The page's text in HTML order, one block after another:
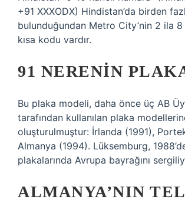
+91 XXXODX) Hindistan’da birden
bulunduğundan Metro City’nin 2 ila
kısa kodu vardır.
91 NERENIN
Bu plaka modeli, daha önce üç AB
tarafından kullanılan plaka
oluşturulmuştur: İrlanda (1991),
Almanya (1994). Lüksemburg,
plakalarında Avrupa bayrağını
ALMANYA’NIN